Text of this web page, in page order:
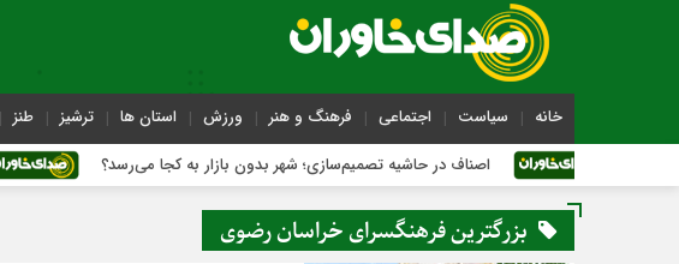
خانه سیاست اجتماعی فرهنگ و هنر ورزش استان ها ترشیز طنز
اصناف در حاشیه تصمیم‌سازی؛ شهر بدون بازار به کجا می‌رسد؟
بزرگترین فرهنگسرای خراسان رضوی